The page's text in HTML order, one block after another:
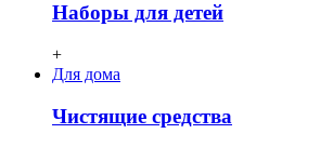
Наборы для детей
+
Для дома
Чистящие средства